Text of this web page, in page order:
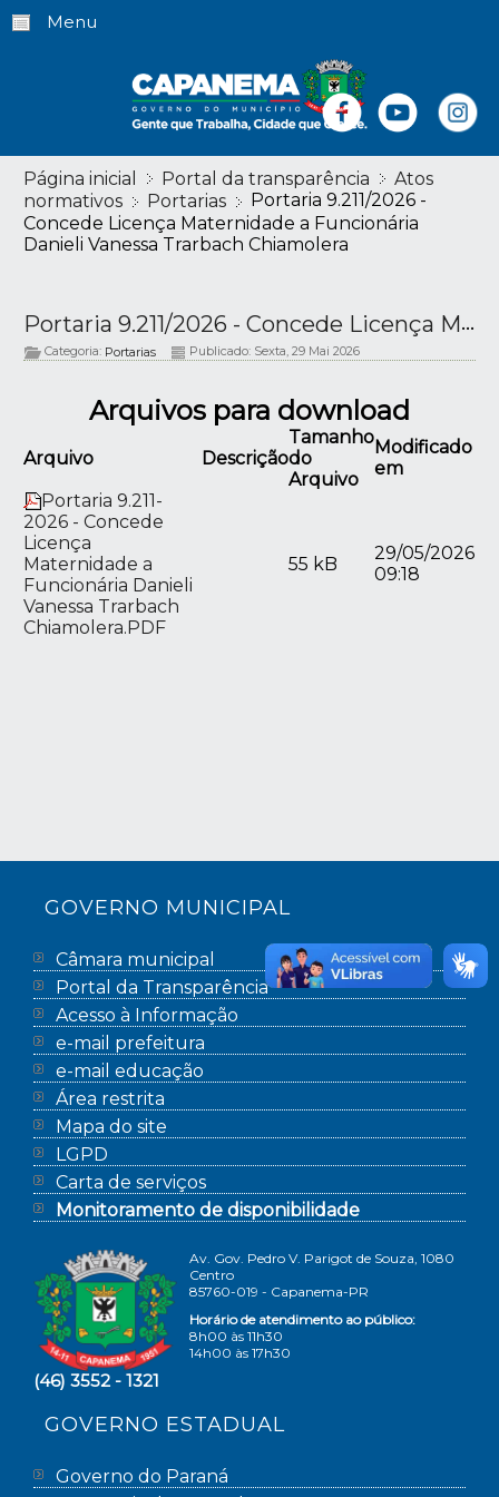
Menu
Página inicial Portal da transparência
Atos
normativos
Portarias
Portaria 9.211/2026 -
Concede Licença Maternidade a Funcionária
Danieli Vanessa Trarbach Chiamolera
Portaria 9.211/2026 - Concede Licença Maternidade a Funcionária Danieli Vanessa Trarbach Chiamolera
Categoria: Portarias Publicado: Sexta, 29 Mai 2026
Arquivos para download
Arquivo Descrição
Tamanho
do
Arquivo
Modificado
em
Portaria 9.211-
2026 - Concede
Licença
Maternidade a
Funcionária Danieli
Vanessa Trarbach
Chiamolera.PDF
55 kB
29/05/2026
09:18
GOVERNO MUNICIPAL
Câmara municipal
Portal da Transparência
Acesso à Informação
e-mail prefeitura
e-mail educação
Área restrita
Mapa do site
LGPD
Carta de serviços
Monitoramento de disponibilidade
Av. Gov. Pedro V. Parigot de Souza, 1080
Centro
85760-019 - Capanema-PR
Horário de atendimento ao público:
8h00 às 11h30
14h00 às 17h30
(46) 3552 - 1321
GOVERNO ESTADUAL
Governo do Paraná